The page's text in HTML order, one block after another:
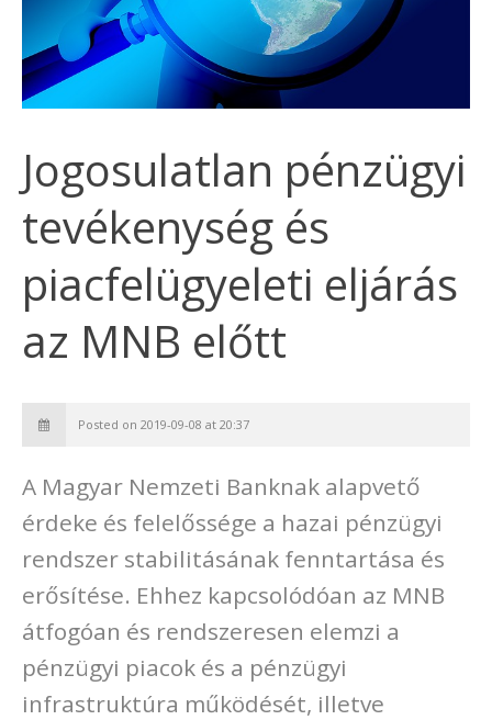
Jogosulatlan pénzügyi
tevékenység és
piacfelügyeleti eljárás
az MNB előtt
Posted on 2019-09-08 at 20:37
A Magyar Nemzeti Banknak alapvető
érdeke és felelőssége a hazai pénzügyi
rendszer stabilitásának fenntartása és
erősítése. Ehhez kapcsolódóan az MNB
átfogóan és rendszeresen elemzi a
pénzügyi piacok és a pénzügyi
infrastruktúra működését, illetve